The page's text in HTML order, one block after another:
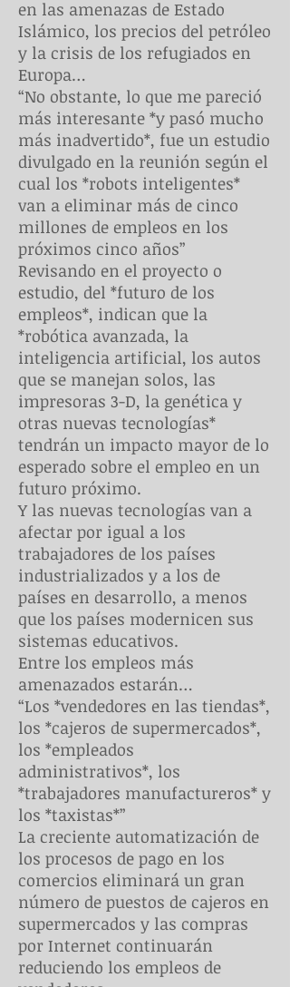
en las amenazas de Estado
Islámico, los precios del petróleo
y la crisis de los refugiados en
Europa…
“No obstante, lo que me pareció
más interesante *y pasó mucho
más inadvertido*, fue un estudio
divulgado en la reunión según el
cual los *robots inteligentes*
van a eliminar más de cinco
millones de empleos en los
próximos cinco años”
Revisando en el proyecto o
estudio, del *futuro de los
empleos*, indican que la
*robótica avanzada, la
inteligencia artificial, los autos
que se manejan solos, las
impresoras 3-D, la genética y
otras nuevas tecnologías*
tendrán un impacto mayor de lo
esperado sobre el empleo en un
futuro próximo.
Y las nuevas tecnologías van a
afectar por igual a los
trabajadores de los países
industrializados y a los de
países en desarrollo, a menos
que los países modernicen sus
sistemas educativos.
Entre los empleos más
amenazados estarán…
“Los *vendedores en las tiendas*,
los *cajeros de supermercados*,
los *empleados
administrativos*, los
*trabajadores manufactureros* y
los *taxistas*”
La creciente automatización de
los procesos de pago en los
comercios eliminará un gran
número de puestos de cajeros en
supermercados y las compras
por Internet continuarán
reduciendo los empleos de